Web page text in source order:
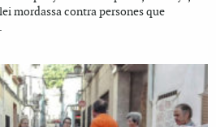
mordassa contra persones que